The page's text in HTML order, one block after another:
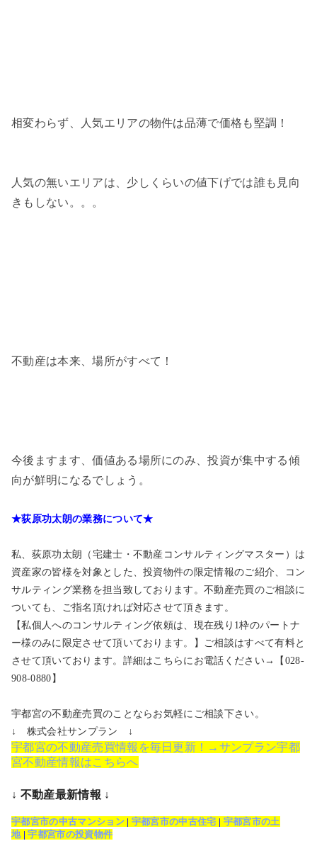
相変わらず、人気エリアの物件は品薄で価格も堅調！
人気の無いエリアは、少しくらいの値下げでは誰も見向
きもしない。。。
不動産は本来、場所がすべて！
今後ますます、価値ある場所にのみ、投資が集中する傾
向が鮮明になるでしょう。
★荻原功太朗の業務について★
私、荻原功太朗（宅建士・不動産コンサルティングマスター）は
資産家の皆様を対象とした、投資物件の限定情報のご紹介、コン
サルティング業務を担当致しております。不動産売買のご相談に
ついても、ご指名頂ければ対応させて頂きます。
【私個人へのコンサルティング依頼は、現在残り1枠のパートナ
ー様のみに限定させて頂いております。】ご相談はすべて有料と
させて頂いております。詳細はこちらにお電話ください→【028-
908-0880】
宇都宮の不動産売買のことならお気軽にご相談下さい。
↓ 株式会社サンプラン ↓
宇都宮の不動産売買情報を毎日更新！→サンプラン宇都
宮不動産情報はこちらへ
↓ 不動産最新情報 ↓
宇都宮市の中古マンション| 宇都宮市の中古住宅 | 宇都宮市の土
地|宇都宮市の投資物件